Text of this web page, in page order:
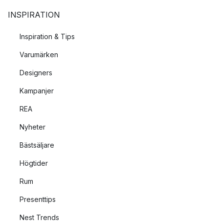
INSPIRATION
Inspiration & Tips
Varumärken
Designers
Kampanjer
REA
Nyheter
Bästsäljare
Högtider
Rum
Presenttips
Nest Trends